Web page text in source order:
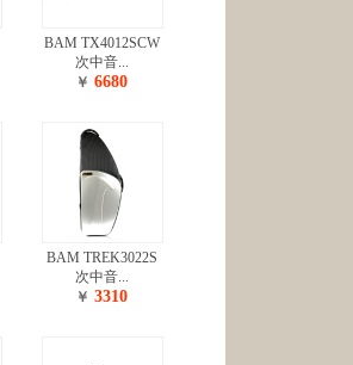
BAM TX4012SCW
次中音...
￥ 6680
BAM TREK3022S
次中音...
￥ 3310